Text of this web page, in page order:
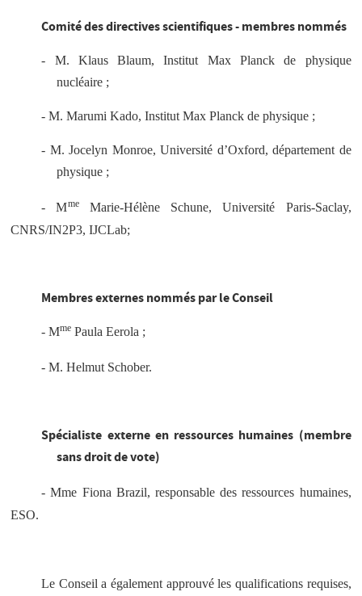
Comité des directives scientifiques - membres nommés
- M. Klaus Blaum, Institut Max Planck de physique
nucléaire ;
- M. Marumi Kado, Institut Max Planck de physique ;
- M. Jocelyn Monroe, Université d’Oxford, département de
physique ;
- MmeMarie-Hélène Schune, Université Paris-Saclay,
CNRS/IN2P3, IJCLab;
Membres externes nommés par le Conseil
- Mme Paula Eerola ;
- M. Helmut Schober.
Spécialiste externe en ressources humaines (membre
sans droit de vote)
- Mme Fiona Brazil, responsable des ressources humaines,
ESO.
Le Conseil a également approuvé les qualifications requises,